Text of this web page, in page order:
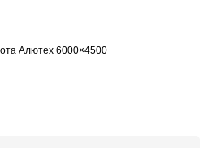
Алютех 6000×4500